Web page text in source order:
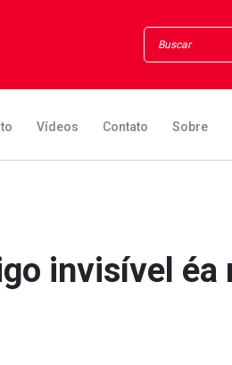
Vídeos Contato Sobre
invisível éa